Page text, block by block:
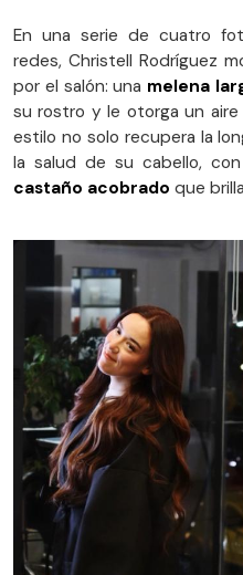
En una serie de cuatro
redes, Christell Rodríguez
por el salón: una melena
su rostro y le otorga un
estilo no solo recupera la
la salud de su cabello,
castaño acobrado que